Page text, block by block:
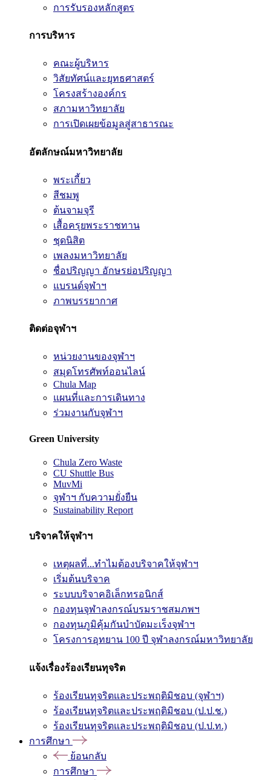
การรับรองหลักสูตร
การบริหาร
คณะผู้บริหาร
วิสัยทัศน์และยุทธศาสตร์
โครงสร้างองค์กร
สภามหาวิทยาลัย
การเปิดเผยข้อมูลสู่สาธารณะ
อัตลักษณ์มหาวิทยาลัย
พระเกี้ยว
สีชมพู
ต้นจามจุรี
เสื้อครุยพระราชทาน
ชุดนิสิต
เพลงมหาวิทยาลัย
ชื่อปริญญา อักษรย่อปริญญา
แบรนด์จุฬาฯ
ภาพบรรยากาศ
ติดต่อจุฬาฯ
หน่วยงานของจุฬาฯ
สมุดโทรศัพท์ออนไลน์
Chula Map
แผนที่และการเดินทาง
ร่วมงานกับจุฬาฯ
Green University
Chula Zero Waste
CU Shuttle Bus
MuvMi
จุฬาฯ กับความยั่งยืน
Sustainability Report
บริจาคให้จุฬาฯ
เหตุผลที่...ทำไมต้องบริจาคให้จุฬาฯ
เริ่มต้นบริจาค
ระบบบริจาคอิเล็กทรอนิกส์
กองทุนจุฬาลงกรณ์บรมราชสมภพฯ
กองทุนภูมิคุ้มกันบำบัดมะเร็งจุฬาฯ
โครงการอุทยาน 100 ปี จุฬาลงกรณ์มหาวิทยาลัย
แจ้งเรื่องร้องเรียนทุจริต
ร้องเรียนทุจริตและประพฤติมิชอบ (จุฬาฯ)
ร้องเรียนทุจริตและประพฤติมิชอบ (ป.ป.ช.)
ร้องเรียนทุจริตและประพฤติมิชอบ (ป.ป.ท.)
การศึกษา
ย้อนกลับ
การศึกษา